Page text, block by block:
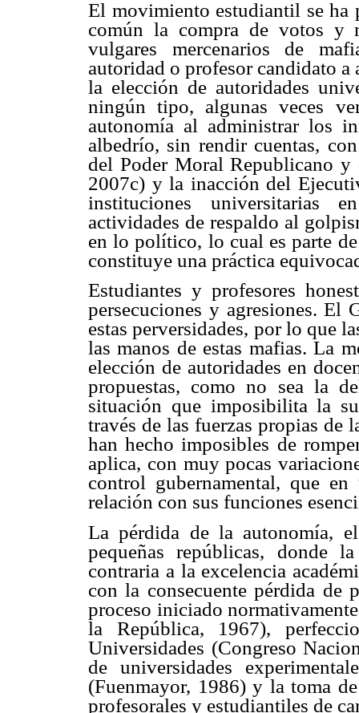
El movimiento estudiantil se ha
común la compra de votos y
vulgares mercenarios de
autoridad o profesor candidato a
la elección de autoridades
ningún tipo, algunas veces
autonomía al administrar los
albedrío, sin rendir cuentas,
del Poder Moral Republicano
2007c) y la inacción del
instituciones universitarias
actividades de respaldo al
en lo político, lo cual es parte
constituye una práctica
Estudiantes y profesores
persecuciones y agresiones. El
estas perversidades, por lo que
las manos de estas mafias. La
elección de autoridades en
propuestas, como no sea la
situación que imposibilita la
través de las fuerzas propias
han hecho imposibles de
aplica, con muy pocas
control gubernamental, que
relación con sus funciones
La pérdida de la autonomía,
pequeñas repúblicas, donde
contraria a la excelencia
con la consecuente pérdida
proceso iniciado
la República, 1967),
Universidades (Congreso
de universidades
(Fuenmayor, 1986) y la toma
profesorales y estudiantiles de